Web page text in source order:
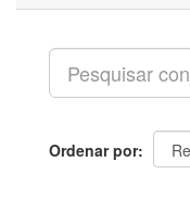
Ordenar por